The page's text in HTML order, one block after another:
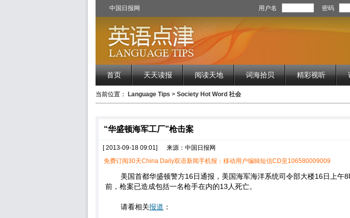
中国日报网 用户名 密码
首页 天天读报 阅读天地 词海拾贝 精彩视听
当前位置： Language Tips > Society Hot Word 社会
“华盛顿海军工厂”枪击案
[ 2013-09-18 09:01] 来源：中国日报网
免费订阅30天China Daily双语新闻手机报：移动用户编辑短信CD至106580009009
美国首都华盛顿警方16日通报，美国海军海洋系统司令部大楼16日上午
前，枪案已造成包括一名枪手在内的13人死亡。
请看相关报道 ：